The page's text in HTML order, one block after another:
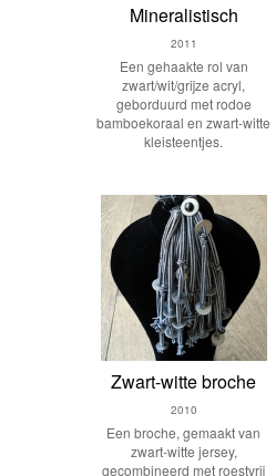
Mineralistisch
2011
Een gehaakte rol van
zwart/wit/grijze acryl,
geborduurd met rodoe
bamboekoraal en zwart-witte
kleisteentjes.
Zwart-witte broche
2010
Een broche, gemaakt van
zwart-witte jersey,
gecombineerd met roestvrij